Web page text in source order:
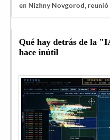
en Nizhny Novgorod, reunió
Qué hay detrás de la
hace inútil